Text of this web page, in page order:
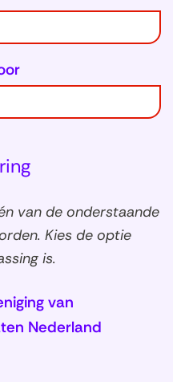
van de onderstaande
Kies de optie
is.
van
Nederland